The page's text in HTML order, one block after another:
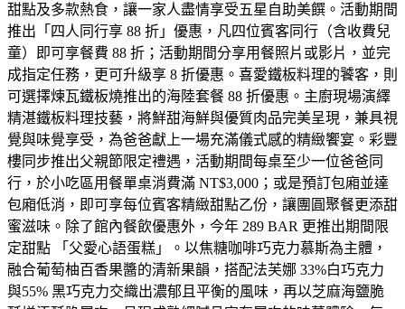
甜點及多款熱食，讓一家人盡情享受五星自助美饌。活動期間
推出「四人同行享 88 折」優惠，凡四位賓客同行（含收費兒
童）即可享餐費 88 折；活動期間分享用餐照片或影片，並完
成指定任務，更可升級享 8 折優惠。喜愛鐵板料理的饕客，則
可選擇煉瓦鐵板燒推出的海陸套餐 88 折優惠。主廚現場演繹
精湛鐵板料理技藝，將鮮甜海鮮與優質肉品完美呈現，兼具視
覺與味覺享受，為爸爸獻上一場充滿儀式感的精緻饗宴。彩豐
樓同步推出父親節限定禮遇，活動期間每桌至少一位爸爸同
行，於小吃區用餐單桌消費滿 NT$3,000；或是預訂包廂並達
包廂低消，即可享每位賓客精緻甜點乙份，讓團圓聚餐更添甜
蜜滋味。除了館內餐飲優惠外，今年 289 BAR 更推出期間限
定甜點 「父愛心語蛋糕」。以焦糖咖啡巧克力慕斯為主體，
融合葡萄柚百香果醬的清新果韻，搭配法芙娜 33%白巧克力
與55% 黑巧克力交織出濃郁且平衡的風味，再以芝麻海鹽脆